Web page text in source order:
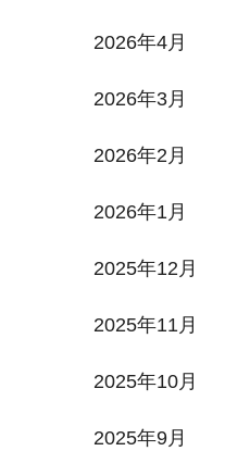
2026年4月
2026年3月
2026年2月
2026年1月
2025年12月
2025年11月
2025年10月
2025年9月